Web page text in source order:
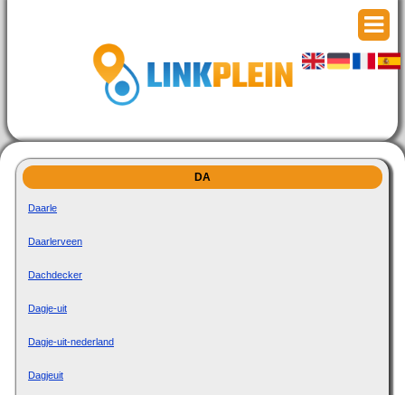
DA
Daarle
Daarlerveen
Dachdecker
Dagje-uit
Dagje-uit-nederland
Dagjeuit